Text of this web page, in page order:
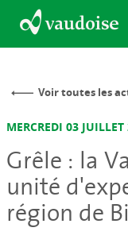
Voir toutes les
MERCREDI 03
Grêle : la
unité
région de